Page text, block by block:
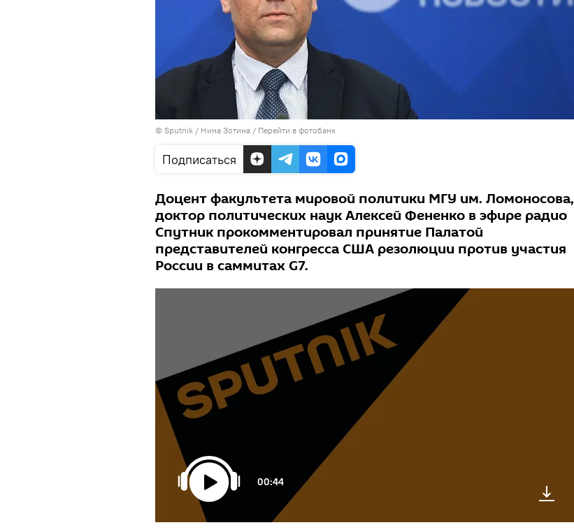
© Sputnik / Нина Зотина / Перейти в фотобанк
Подписаться
Доцент факультета мировой политики МГУ им. Ломоносова,
доктор политических наук Алексей Фененко в эфире радио
Спутник прокомментировал принятие Палатой
представителей конгресса США резолюции против участия
России в саммитах G7.
00:44